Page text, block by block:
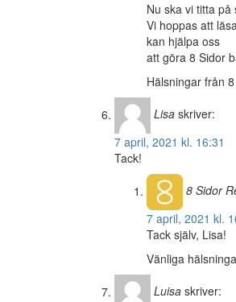
Nu ska vi titta på
Vi hoppas att
kan hjälpa oss
att göra 8 Sidor
Hälsningar från
Lisa skriver:
7 april, 2021 kl. 16:31
Tack!
8 Sidor
7 april, 2021 kl.
Tack själv, Lisa!
Vänliga
Luisa skriver: